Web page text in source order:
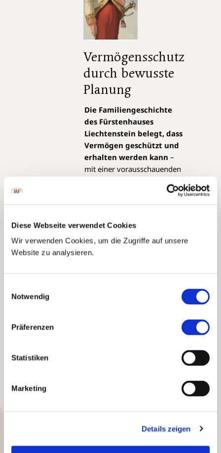
Diese Webseite verwendet Cookies
Wir verwenden Cookies, um die Zugriffe auf unsere
Website zu analysieren.
Notwendig
Präferenzen
Statistiken
Marketing
Details zeigen
Vermögensschutz
durch bewusste
Planung
Die Familiengeschichte
des Fürstenhauses
Liechtenstein belegt, dass
Vermögen geschützt und
erhalten werden kann –
mit einer vorausschauenden
Vermögensstrukturierung
Kompetenzen.Das dafür
notwendige Verständnis
wird von
widerspiegelt sich in unserer
Durch unsere
wirtschaftliches Wachstum